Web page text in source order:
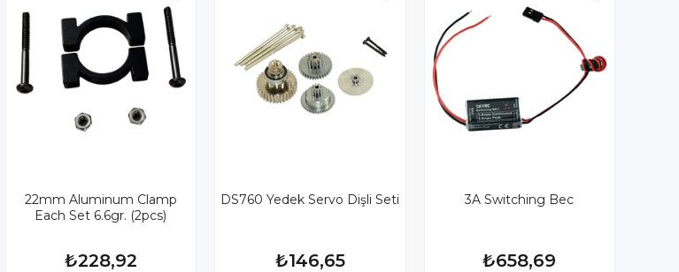
22mm Aluminum Clamp
Each Set 6.6gr. (2pcs)
₺228,92
DS760 Yedek Servo Dişli Seti
₺146,65
3A Switching Bec
₺658,69